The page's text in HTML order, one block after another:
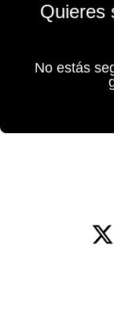
Quieres
No estás